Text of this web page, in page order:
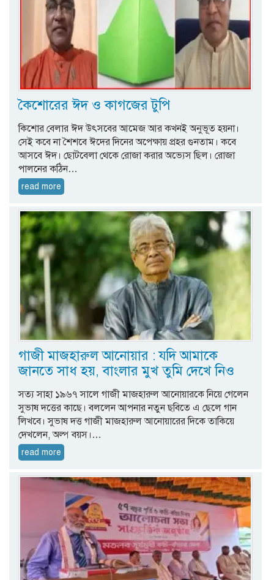
কৈশোরের ঈদ ও কাগজের টুপি
কিশোর বেলার ঈদ উৎসবের আমেজ আর কখনই অনুভূত হয়না।
সেই কবে না শৈশবে ঈদের দিনের অপেক্ষায় প্রহর গুনতাম। কবে
আসবে ঈদ। ছোটবেলা থেকে রোজা করার অভ্যেস ছিল। রোজা
পালনের কঠিন…
read more
গাজী মাজহারুল আনোয়ার : যদি আমাকে
জানতে সাধ হয়, বাংলার মুখ তুমি দেখে নিও
সত্য সাহা ১৯৬৭ সালে গাজী মাজহারুল আনোয়ারকে নিয়ে গেলেন
সুভাষ দত্তের কাছে। বললেন আপনার নতুন ছবিতে এ ছেলে গান
লিখবে। সুভাষ দত্ত গাজী মাজহারুল আনোয়ারের দিকে তাকিয়ে
দেখলেন, অল্প বয়স।…
read more